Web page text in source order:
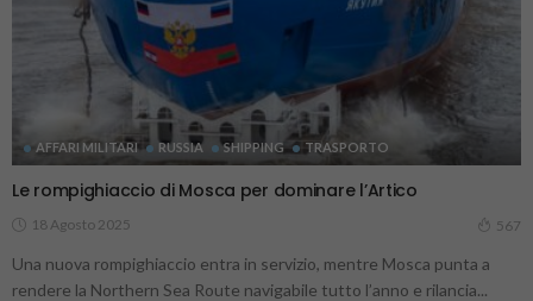
AFFARI MILITARI RUSSIA SHIPPING TRASPORTO
Le rompighiaccio di Mosca per dominare l’Artico
18 Agosto 2025 567
Una nuova rompighiaccio entra in servizio, mentre Mosca punta a
rendere la Northern Sea Route navigabile tutto l’anno e rilancia...